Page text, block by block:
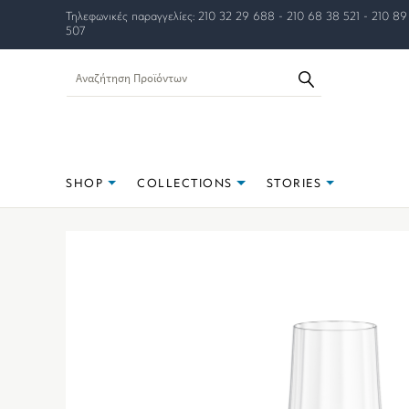
Τηλεφωνικές παραγγελίες: 210 32 29 688 - 210 68 38 521 - 210
507
SHOP COLLECTIONS STORIES